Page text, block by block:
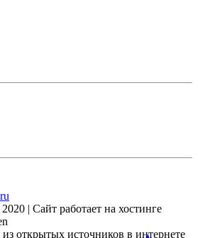
| Сайт работает на хостинге
открытых источников в интернете